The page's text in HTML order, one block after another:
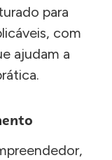
para
com
ajudam a